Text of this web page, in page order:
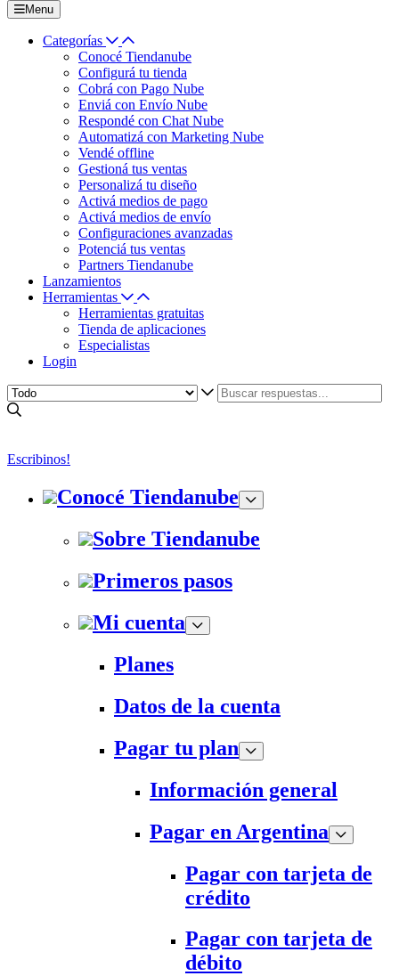
Menu
Categorías
Conocé Tiendanube
Configurá tu tienda
Cobrá con Pago Nube
Enviá con Envío Nube
Respondé con Chat Nube
Automatizá con Marketing Nube
Vendé offline
Gestioná tus ventas
Personalizá tu diseño
Activá medios de pago
Activá medios de envío
Configuraciones avanzadas
Potenciá tus ventas
Partners Tiendanube
Lanzamientos
Herramientas
Herramientas gratuitas
Tienda de aplicaciones
Especialistas
Login
Escribinos!
Conocé Tiendanube
Sobre Tiendanube
Primeros pasos
Mi cuenta
Planes
Datos de la cuenta
Pagar tu plan
Información general
Pagar en Argentina
Pagar con tarjeta de
crédito
Pagar con tarjeta de
débito